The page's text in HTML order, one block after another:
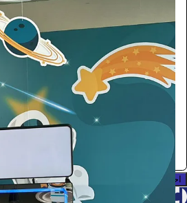
الفعاليات والحفلات
4290
/ اليوم
الرياض
احجز الآن